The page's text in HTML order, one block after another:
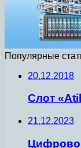
Популярные
20.12.2018
Слот
21.12.2023